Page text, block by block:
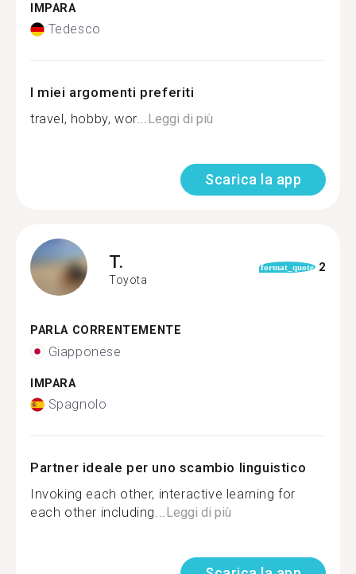
IMPARA
Tedesco
I miei argomenti preferiti
travel, hobby, wor...Leggi di più
Scarica la app
T.
Toyota
format_quote 2
PARLA CORRENTEMENTE
Giapponese
IMPARA
Spagnolo
Partner ideale per uno scambio linguistico
Invoking each other, interactive learning for
each other including...Leggi di più